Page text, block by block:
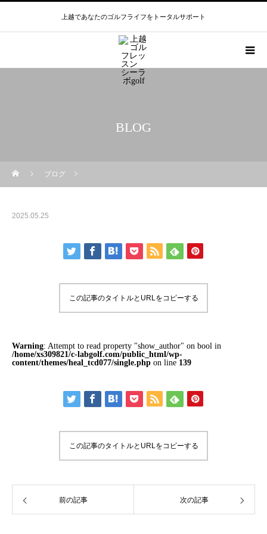
上越であなたのゴルフライフをトータルサポート
BLOG
ブログ
2025.05.25
この記事のタイトルとURLをコピーする
Warning: Attempt to read property "show_author" on bool in
/home/xs309821/c-labgolf.com/public_html/wp-
content/themes/heal_tcd077/single.php on line 139
この記事のタイトルとURLをコピーする
前の記事 次の記事